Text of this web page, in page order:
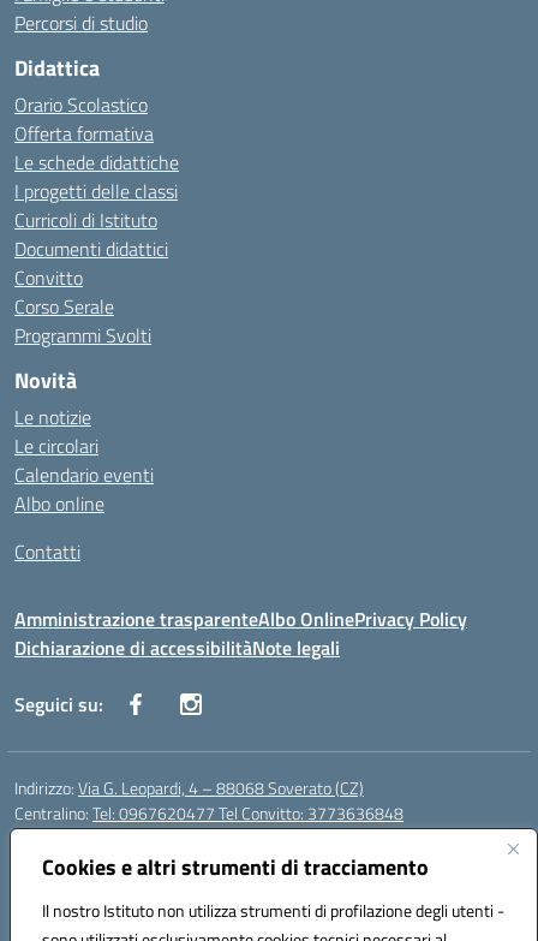
Cookies e altri strumenti di tracciamento
Il nostro Istituto non utilizza strumenti di profilazione degli utenti -
Percorsi di studio
Didattica
Orario Scolastico
Offerta formativa
Le schede didattiche
I progetti delle classi
Curricoli di Istituto
Documenti didattici
Convitto
Corso Serale
Programmi Svolti
Novità
Le notizie
Le circolari
Calendario eventi
Albo online
Contatti
Amministrazione trasparenteAlbo OnlinePrivacy Policy
Dichiarazione di accessibilitàNote legali
Seguici su:
Indirizzo:Via G. Leopardi, 4 – 88068 Soverato (CZ)
Centralino:Tel: 0967620477 Tel Convitto: 3773636848
Email:
Posta elettronica certificata (PEC):czrh04000q@pec.istruzione.it
Codice fiscale: 84000690796
Codice meccanografico:CZRH04000Q